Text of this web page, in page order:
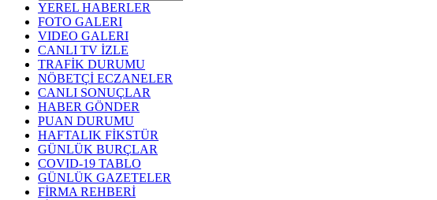
YEREL HABERLER
FOTO GALERI
VIDEO GALERI
CANLI TV İZLE
TRAFİK DURUMU
NÖBETÇİ ECZANELER
CANLI SONUÇLAR
HABER GÖNDER
PUAN DURUMU
HAFTALIK FİKSTÜR
GÜNLÜK BURÇLAR
COVID-19 TABLO
GÜNLÜK GAZETELER
FİRMA REHBERİ